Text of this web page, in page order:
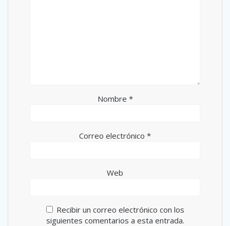
Nombre *
Correo electrónico *
Web
Recibir un correo electrónico con los
siguientes comentarios a esta entrada.